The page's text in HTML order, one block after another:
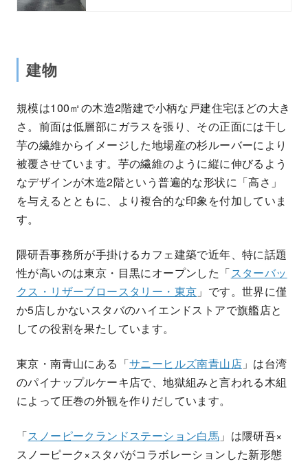
建物
規模は100㎡の木造2階建で小柄な戸建住宅ほどの大き
さ。前面は低層部にガラスを張り、その正面には干し
芋の繊維からイメージした地場産の杉ルーバーにより
被覆させています。芋の繊維のように縦に伸びるよう
なデザインが木造2階という普遍的な形状に「高さ」
を与えるとともに、より複合的な印象を付加していま
す。
隈研吾事務所が手掛けるカフェ建築で近年、特に話題
性が高いのは東京・目黒にオープンした「スターバッ
クス・リザーブロースタリー・東京 」です。世界に僅
か5店しかないスタバのハイエンドストアで旗艦店と
しての役割を果たしています。
東京・南青山にある「サニーヒルズ南青山店 」は台湾
のパイナップルケーキ店で、地獄組みと言われる木組
によって圧巻の外観を作りだしています。
「スノーピークランドステーション白馬 」は隈研吾×
スノーピーク×スタバがコラボレーションした新形態